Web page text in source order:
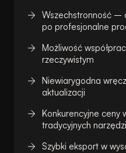
Wszechstronność –
po profesjonalne
Możliwość
rzeczywistym
Niewiarygodna
aktualizacji
Konkurencyjne ceny
tradycyjnych
Szybki eksport w